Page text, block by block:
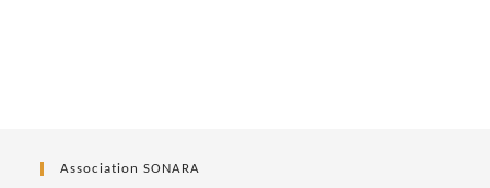
Association SONARA